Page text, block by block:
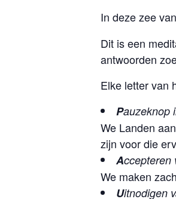
In deze zee
Dit is een
antwoorden
Elke letter van
Pauzeknop
We Landen
zijn voor die
Accepteren
We maken
Uitnodigen